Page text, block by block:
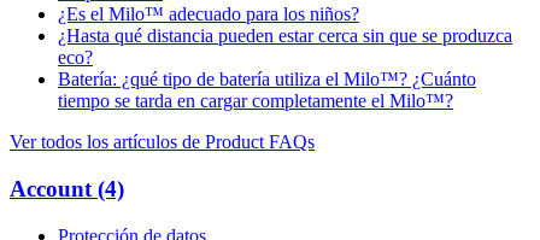
¿Es el Milo™ adecuado para los niños?
¿Hasta qué distancia pueden estar cerca sin que se produzca
eco?
Batería: ¿qué tipo de batería utiliza el Milo™? ¿Cuánto
tiempo se tarda en cargar completamente el Milo™?
Ver todos los artículos de Product FAQs
Account (4)
Protección de datos